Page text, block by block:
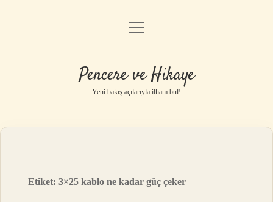
Anasayfa
Yasal Uyarı
menüyü
Pencere ve Hikaye
Yeni bakış açılarıyla ilham bul!
Etiket:3×25 kablo ne kadar güç çeker